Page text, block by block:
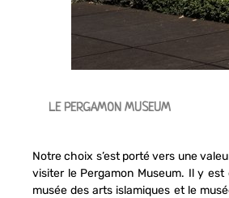
LE PERGAMON MUSEUM
Notre choix s’est porté vers une
visiter le Pergamon Museum. Il y
musée des arts islamiques et le